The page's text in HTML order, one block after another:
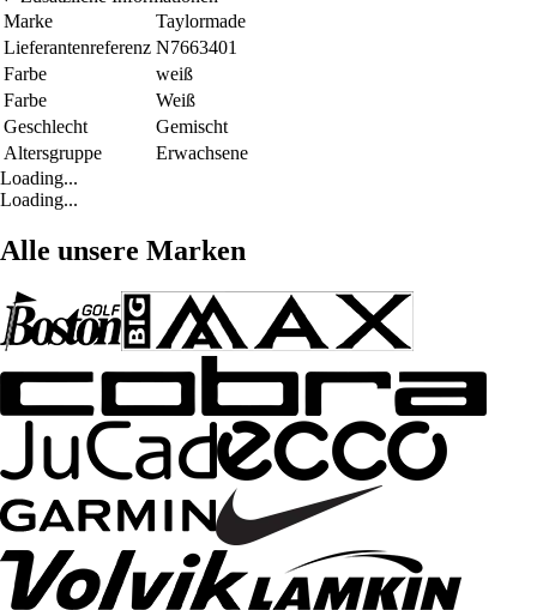
Marke
Taylormade
Lieferantenreferenz N7663401
Farbe
weiß
Farbe
Weiß
Geschlecht
Gemischt
Altersgruppe
Erwachsene
Loading...
Loading...
Alle unsere Marken